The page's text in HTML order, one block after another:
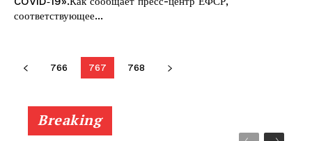
соответствующее...
766 767 768
Breaking